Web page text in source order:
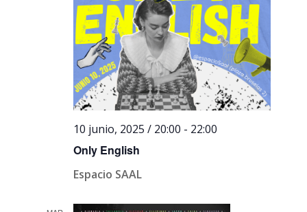
Only English
10 junio, 2025 / 20:00 - 22:00
Espacio SAAL